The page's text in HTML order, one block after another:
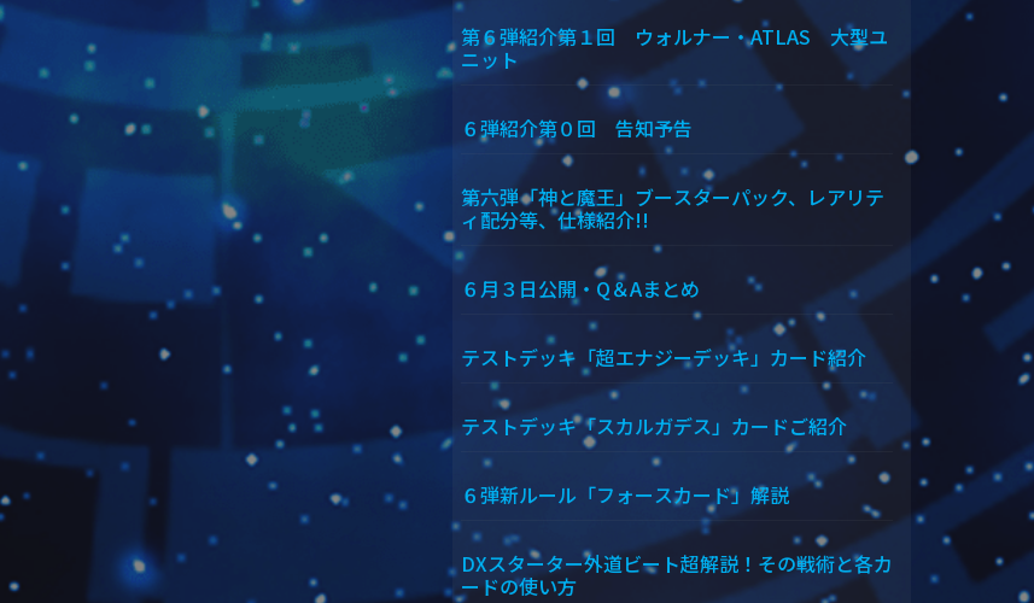
第６弾紹介第１回 ウォルナー・ATLAS 大型ユ
ニット
６弾紹介第０回 告知予告
第六弾「神と魔王」ブースターパック、レアリテ
ィ配分等、仕様紹介!!
６月３日公開・Q＆Aまとめ
テストデッキ「超エナジーデッキ」カード紹介
テストデッキ「スカルガデス」カードご紹介
６弾新ルール「フォースカード」解説
DXスターター外道ビート超解説！その戦術と各カ
ードの使い方